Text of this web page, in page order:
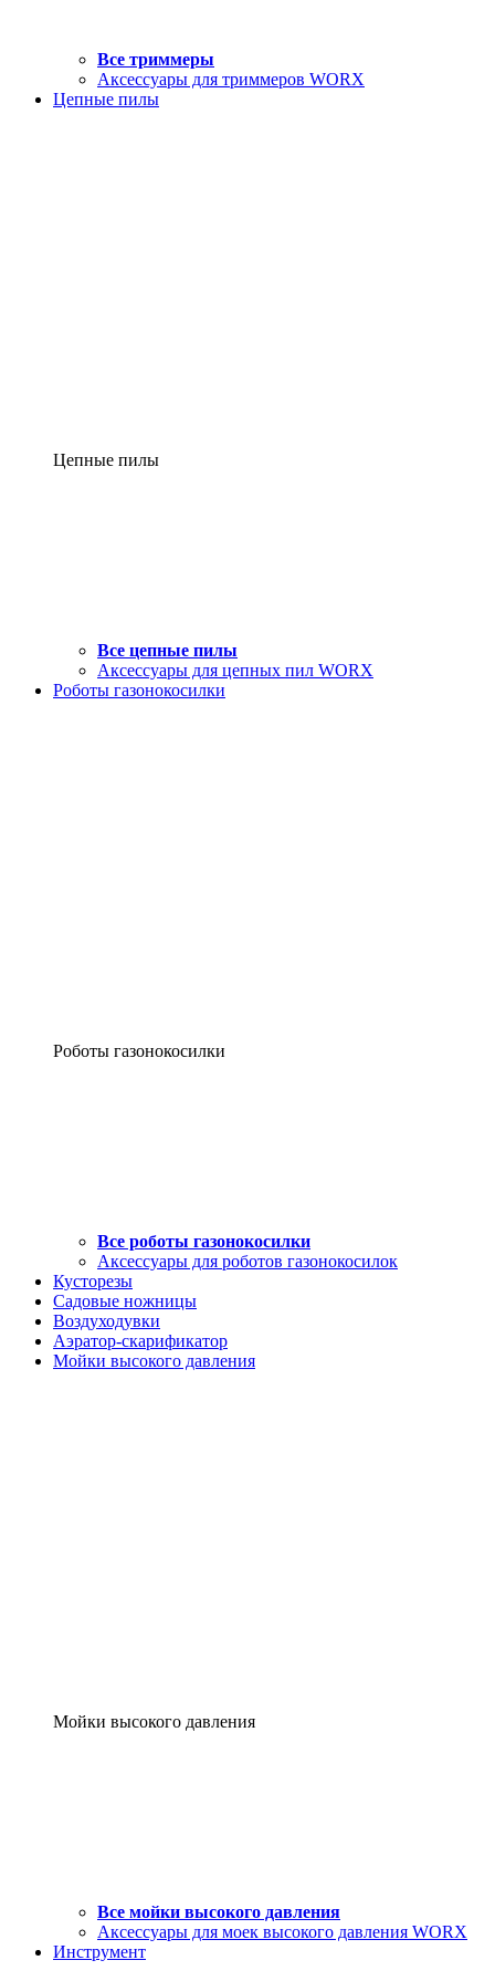
Все триммеры
Аксессуары для триммеров WORX
Цепные пилы
Цепные пилы
Все цепные пилы
Аксессуары для цепных пил WORX
Роботы газонокосилки
Роботы газонокосилки
Все роботы газонокосилки
Аксессуары для роботов газонокосилок
Кусторезы
Садовые ножницы
Воздуходувки
Аэратор-скарификатор
Мойки высокого давления
Мойки высокого давления
Все мойки высокого давления
Аксессуары для моек высокого давления WORX
Инструмент